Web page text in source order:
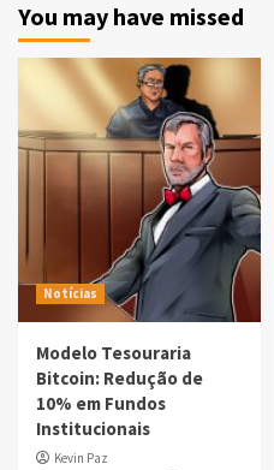
You may have missed
Notícias
Modelo Tesouraria
Bitcoin: Redução de
10% em Fundos
Institucionais
Kevin Paz